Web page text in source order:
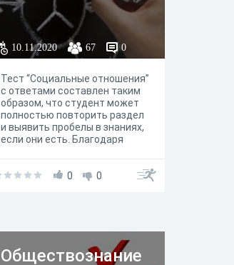
10.11.2020 67 0
Тест “Социальные отношения”
с ответами составлен таким
образом, что студент может
полностью повторить раздел
и выявить пробелы в знаниях,
если они есть. Благодаря
“Социальные отношения”
темы учителю.
0 0
Обществознание